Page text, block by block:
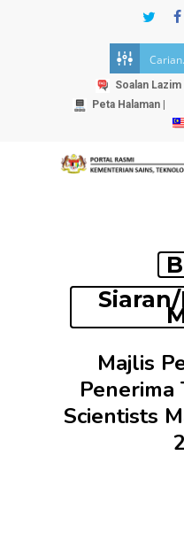
twitter
Soalan Lazim |
Peta Halaman |
Majlis
Penerima
Scientists